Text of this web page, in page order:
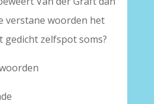
verstane woorden het
gedicht zelfspot soms?